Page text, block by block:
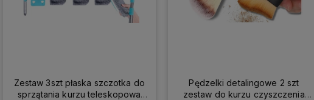
Zestaw 3szt płaska szczotka do
sprzątania kurzu teleskopowa
Pędzelki detalingowe 2 szt
zestaw do kurzu czyszczenia